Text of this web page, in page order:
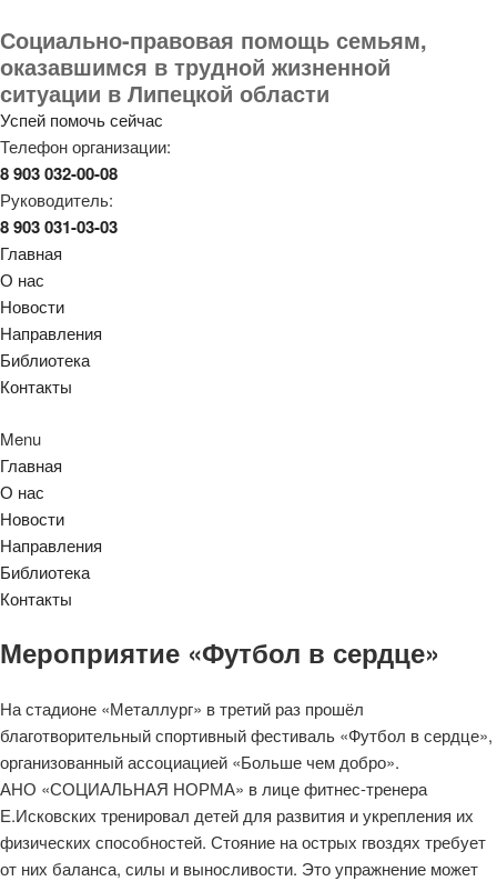
Социально-правовая помощь семьям,
оказавшимся в трудной жизненной
ситуации в Липецкой области
Успей помочь сейчас
Телефон организации:
8 903 032-00-08
Руководитель:
8 903 031-03-03
Главная
О нас
Новости
Направления
Библиотека
Контакты
Menu
Главная
О нас
Новости
Направления
Библиотека
Контакты
Мероприятие «Футбол в сердце»
На стадионе «Металлург» в третий раз прошёл
благотворительный спортивный фестиваль «Футбол в сердце»,
организованный ассоциацией «Больше чем добро».
АНО «СОЦИАЛЬНАЯ НОРМА» в лице фитнес-тренера
Е.Исковских тренировал детей для развития и укрепления их
физических способностей. Стояние на острых гвоздях требует
от них баланса, силы и выносливости. Это упражнение может